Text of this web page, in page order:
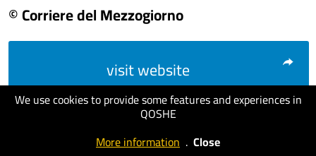
We use cookies to provide some features and experiences in
QOSHE
More information . Close
© Corriere del Mezzogiorno
visit website